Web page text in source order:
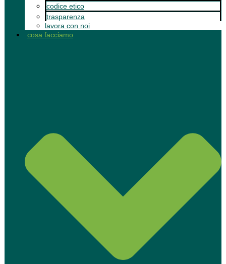
codice etico
trasparenza
lavora con noi
cosa facciamo